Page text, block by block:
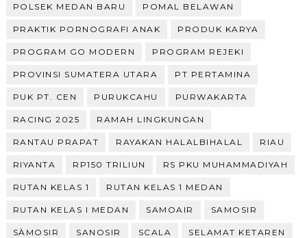
POLSEK MEDAN BARU POMAL BELAWAN
PRAKTIK PORNOGRAFI ANAK PRODUK KARYA
PROGRAM GO MODERN PROGRAM REJEKI
PROVINSI SUMATERA UTARA PT PERTAMINA
PUK PT. CEN PURUKCAHU PURWAKARTA
RACING 2025 RAMAH LINGKUNGAN
RANTAU PRAPAT RAYAKAN HALALBIHALAL RIAU
RIYANTA RP150 TRILIUN RS PKU MUHAMMADIYAH
RUTAN KELAS 1 RUTAN KELAS 1 MEDAN
RUTAN KELAS I MEDAN SAMOAIR SAMOSIR
SÀMOSIR SANOSIR SCALA SELAMAT KETAREN